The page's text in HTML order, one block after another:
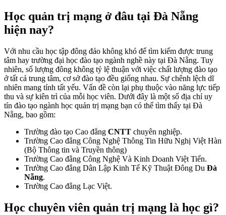
Học quản trị mạng ở đâu tại Đà Nẵng
hiện nay?
Với nhu cầu học tập đông đảo không khó để tìm kiếm được trung
tâm hay trường đại học đào tạo ngành nghề này tại Đà Nẵng. Tuy
nhiên, số lượng đông không tỷ lệ thuận với việc chất lượng đào tạo
ở tất cả trung tâm, cơ sở đào tạo đều giống nhau. Sự chênh lệch dĩ
nhiên mang tính tất yếu. Vấn đề còn lại phụ thuộc vào năng lực tiếp
thu và sự kiên trì của mỗi học viên. Dưới đây là một số địa chỉ uy
tín đào tạo ngành học quản trị mạng bạn có thể tìm thấy tại Đà
Nẵng, bao gồm:
Trường đào tạo Cao đẳng CNTT chuyên nghiệp.
Trường Cao đẳng Công Nghệ Thông Tin Hữu Nghị Việt Hàn
(Bộ Thông tin và Truyền thông)
Trường Cao đẳng Công Nghệ Và Kinh Doanh Việt Tiến.
Trường Cao đẳng Dân Lập Kinh Tế Kỹ Thuật Đông Du Đà
Nẵng.
Trường Cao đẳng Lạc Việt.
Học chuyên viên quản trị mạng là học gì?